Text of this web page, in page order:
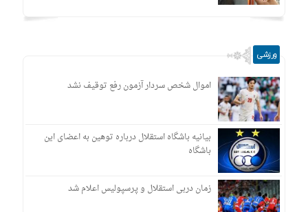
ورزشی
اموال شخص سردار آزمون رفع توقیف نشد
بیانیه باشگاه استقلال درباره توهین به اعضای این
باشگاه
زمان دربی استقلال و پرسپولیس اعلام شد